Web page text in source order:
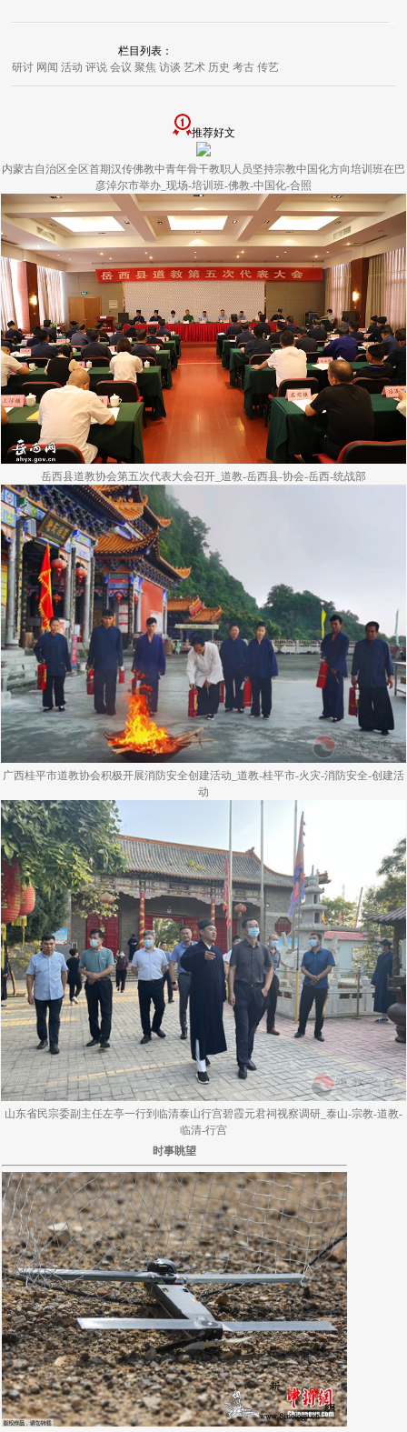
栏目列表：
研讨 网闻 活动 评说 会议 聚焦 访谈 艺术 历史 考古 传艺
推荐好文
内蒙古自治区全区首期汉传佛教中青年骨干教职人员坚持宗教中国化方向培训班在巴
彦淖尔市举办_现场-培训班-佛教-中国化-合照
岳西县道教协会第五次代表大会召开_道教-岳西县-协会-岳西-统战部
广西桂平市道教协会积极开展消防安全创建活动_道教-桂平市-火灾-消防安全-创建活
动
山东省民宗委副主任左亭一行到临清泰山行宫碧霞元君祠视察调研_泰山-宗教-道教-
临清-行宫
时事眺望